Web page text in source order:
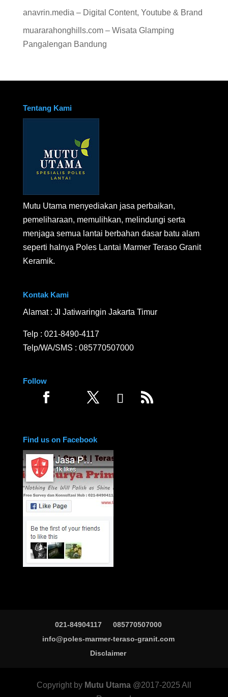
anavrin.media – Digital Content, Youtube & Brand
muararahonghills.com – Wisata Glamping
Pangalengan Bandung
Tentang Kami
Mutu Utama menyediakan jasa perbaikan,
pemeliharaan, memulihkan, melindungi serta
menjaga semua lantai berbahan dasar batu alam
seperti halnya Poles Lantai Marmer Teraso Granit
Keramik.
Kontak Kami
Alamat : Jl Jatiwaringin Jakarta Timur
Telp : 021-8490-4117
Telp/WA/SMS : 085770507000
Follow
Find us on Facebook
021-84904117
085770507000
info@poles-marmer-teraso-granit.com
Disclaimer
Copyright by Mutu Utama@2017-2025 All